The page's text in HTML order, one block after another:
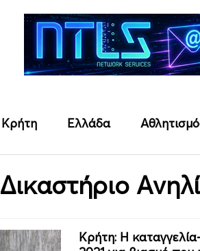
Κρήτη Ελλάδα
Δικαστήριο
Κρήτη: Η